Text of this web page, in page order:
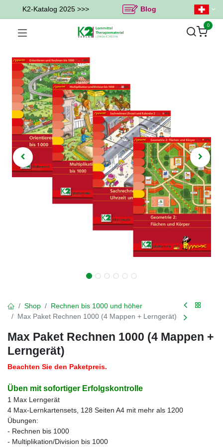
K2-Katalog 2025 >>> Blog
0
Shop
Rechnen bis 1000 und höher
Max Paket Rechnen 1000 (4 Mappen + Lerngerät)
Max Paket Rechnen 1000 (4 Mappen +
Lerngerät)
Beachten Sie den Paketpreis.
Üben mit sofortiger Erfolgskontrolle
1 Max Lerngerät
4 Max-Lernkartensets, 128 Seiten A4 mit mehr als 1200
Übungen:
- Rechnen bis 1000
- Multiplikation/Division bis 1000